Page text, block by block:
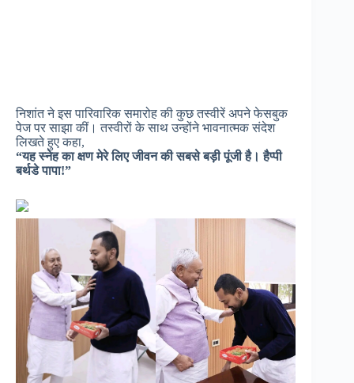
निशांत ने इस पारिवारिक समारोह की कुछ तस्वीरें अपने फेसबुक
पेज पर साझा कीं। तस्वीरों के साथ उन्होंने भावनात्मक संदेश
लिखते हुए कहा,
“यह स्नेह का क्षण मेरे लिए जीवन की सबसे बड़ी पूंजी है। हैप्पी
बर्थडे पापा!”